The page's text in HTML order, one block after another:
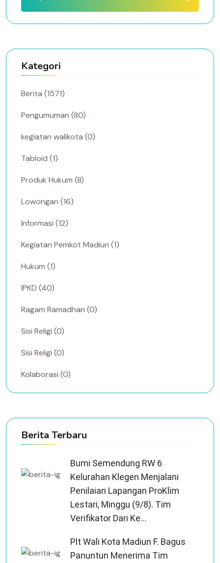
Kategori
Berita (1571)
Pengumuman (80)
kegiatan walikota (0)
Tabloid (1)
Produk Hukum (8)
Lowongan (16)
Informasi (12)
Kegiatan Pemkot Madiun (1)
Hukum (1)
IPKD (40)
Ragam Ramadhan (0)
Sisi Religi (0)
Sisi Religi (0)
Kolaborasi (0)
Berita Terbaru
Bumi Semendung RW 6
Kelurahan Klegen Menjalani
Penilaian Lapangan ProKlim
Lestari, Minggu (9/8). Tim
Verifikator Dari Ke...
Plt Wali Kota Madiun F. Bagus
Panuntun Menerima Tim